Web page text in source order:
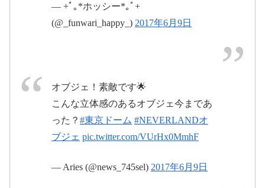
2017年6月9日
2017年6
— +ﾟ｡*ホッシー*｡ﾟ+
(@_funwari_happy_) 2017年6月9日
オブジェ！素敵です🌟
こんな立体感のあるオブジェ今まであ
った？ #東京ドーム #NEVERLANDオ
ブジェ pic.twitter.com/VUrHx0MmhF
— Aries (@news_745sel) 2017年6月9日